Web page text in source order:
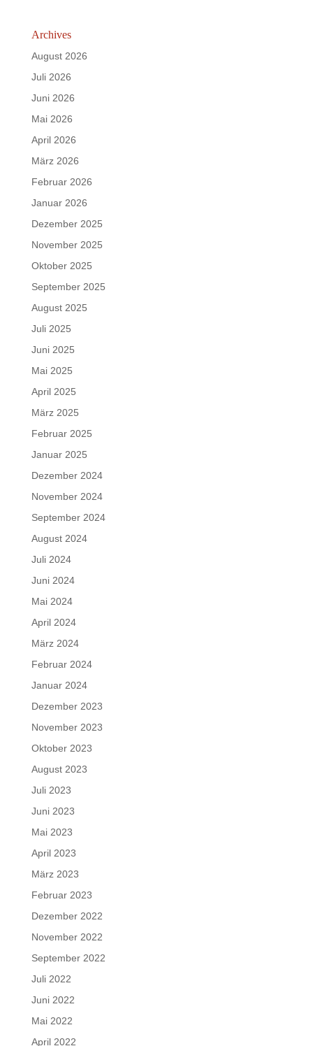
Archives
August 2026
Juli 2026
Juni 2026
Mai 2026
April 2026
März 2026
Februar 2026
Januar 2026
Dezember 2025
November 2025
Oktober 2025
September 2025
August 2025
Juli 2025
Juni 2025
Mai 2025
April 2025
März 2025
Februar 2025
Januar 2025
Dezember 2024
November 2024
September 2024
August 2024
Juli 2024
Juni 2024
Mai 2024
April 2024
März 2024
Februar 2024
Januar 2024
Dezember 2023
November 2023
Oktober 2023
August 2023
Juli 2023
Juni 2023
Mai 2023
April 2023
März 2023
Februar 2023
Dezember 2022
November 2022
September 2022
Juli 2022
Juni 2022
Mai 2022
April 2022